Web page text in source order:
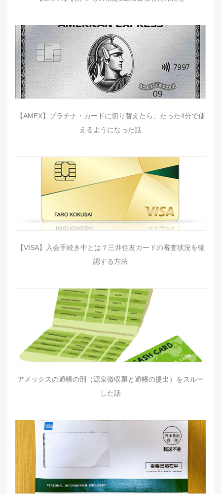
【AMEX】プラチナ・カードに切り替えたら、たった4分で使
えるようになった話
【VISA】入会手続き中とは？三井住友カードの審査状況を確
認する方法
アメックスの通帳の刑（源泉徴収票と通帳の提出）をスルー
した話